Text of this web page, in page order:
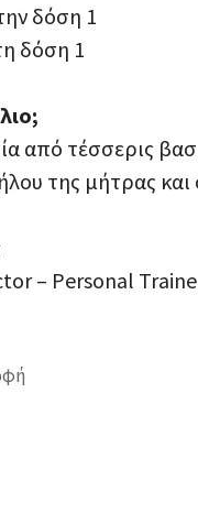
δόση 1
δόση 1
από τέσσερις
της μήτρας και
– Personal